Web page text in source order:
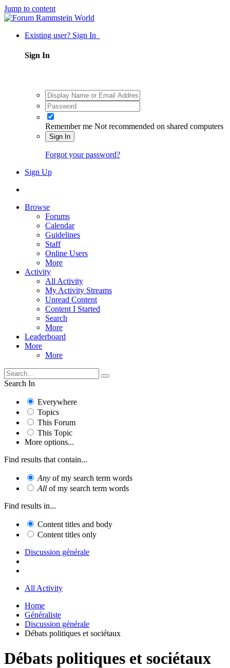
Jump to content
Existing user? Sign In
Sign In
Remember me Not recommended on shared computers
Sign In
Forgot your password?
Sign Up
Browse
Forums
Calendar
Guidelines
Staff
Online Users
More
Activity
All Activity
My Activity Streams
Unread Content
Content I Started
Search
More
Leaderboard
More
More
Search In
Everywhere
Topics
This Forum
This Topic
More options...
Find results that contain...
Any of my search term words
All of my search term words
Find results in...
Content titles and body
Content titles only
Discussion générale
All Activity
Home
Généraliste
Discussion générale
Débats politiques et sociétaux
Débats politiques et sociétaux